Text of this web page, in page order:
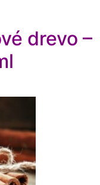
drevo –